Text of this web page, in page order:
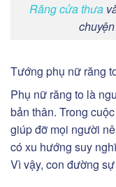
Răng cửa thưa
Tướng phụ nữ răng
Phụ nữ răng to là
bản thân. Trong
giúp đỡ mọi người
có xu hướng suy
Vì vậy, con đường